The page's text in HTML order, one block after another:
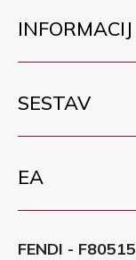
INFORMACIJ
SESTAV
EA
FENDI - F80515